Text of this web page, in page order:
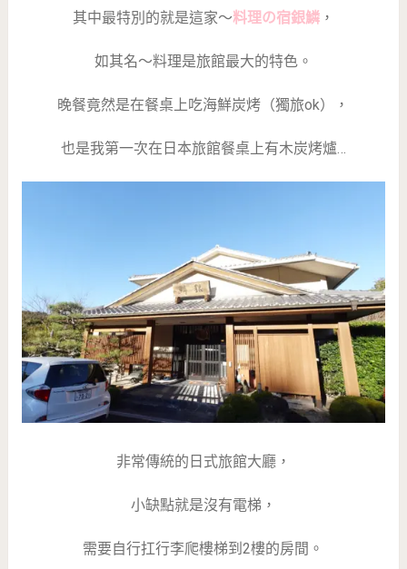
其中最特別的就是這家～料理の宿銀鱗，
如其名～料理是旅館最大的特色。
晚餐竟然是在餐桌上吃海鮮炭烤（獨旅ok），
也是我第一次在日本旅館餐桌上有木炭烤爐…
非常傳統的日式旅館大廳，
小缺點就是沒有電梯，
需要自行扛行李爬樓梯到2樓的房間。